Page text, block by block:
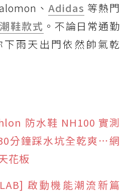
、Adidas 等熱門
潮鞋款式 。不論日常通勤
雨天出門依然帥氣乾
防水鞋 NH100 實測
分鐘踩水坑全乾爽⋯網
花板
啟動機能潮流新篇